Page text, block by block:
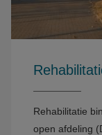
Rehabilitatie
open afdeling